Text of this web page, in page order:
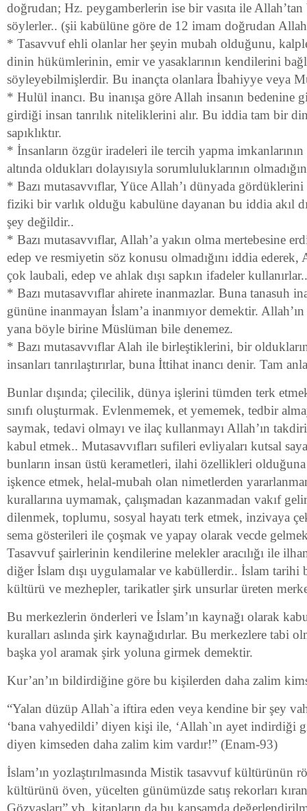
doğrudan; Hz. peygamberlerin ise bir vasıta ile Allah’tan
söylerler.. (şii kabülüne göre de 12 imam doğrudan
* Tasavvuf ehli olanlar her şeyin mubah olduğunu,
dinin hükümlerinin, emir ve yasaklarının kendilerini
söyleyebilmişlerdir. Bu inançta olanlara İbahiyye veya
* Hulül inancı. Bu inanışa göre Allah insanın bedenine
girdiği insan tanrılık niteliklerini alır. Bu iddia tam bir
sapıklıktır.
* İnsanların özgür iradeleri ile tercih yapma imkanlarının
altında oldukları dolayısıyla sorumluluklarının
* Bazı mutasavvıflar, Yüce Allah’ı dünyada gördüklerini
fiziki bir varlık olduğu kabulüne dayanan bu iddia akıl
şey değildir..
* Bazı mutasavvıflar, Allah’a yakın olma mertebesine
edep ve resmiyetin söz konusu olmadığını iddia ederek,
çok laubali, edep ve ahlak dışı sapkın ifadeler kullanırlar..
* Bazı mutasavvıflar ahirete inanmazlar. Buna tanasuh
gününe inanmayan İslam’a inanmıyor demektir.
yana böyle birine Müslüman bile denemez.
* Bazı mutasavvıflar Alah ile birleştiklerini, bir
insanları tanrılaştırırlar, buna İttihat inancı denir. Tam
Bunlar dışında; çilecilik, dünya işlerini tümden terk
sınıfı oluşturmak. Evlenmemek, et yememek, tedbir
saymak, tedavi olmayı ve ilaç kullanmayı Allah’ın
kabul etmek.. Mutasavvıfları sufileri evliyaları kutsal
bunların insan üstü kerametleri, ilahi özellikleri
işkence etmek, helal-mubah olan nimetlerden
kurallarına uymamak, çalışmadan kazanmadan vakıf
dilenmek, toplumu, sosyal hayatı terk etmek, inzivaya
sema gösterileri ile çoşmak ve yapay olarak vecde
Tasavvuf şairlerinin kendilerine melekler aracılığı ile
diğer İslam dışı uygulamalar ve kabüllerdir.. İslam tarihi
kültürü ve mezhepler, tarikatler şirk unsurlar üreten
Bu merkezlerin önderleri ve İslam’ın kaynağı olarak
kuralları aslında şirk kaynağıdırlar. Bu merkezlere tabi
başka yol aramak şirk yoluna girmek demektir.
Kur’an’ın bildirdiğine göre bu kişilerden daha zalim
“Yalan düzüp Allah`a iftira eden veya kendine bir şey
‘bana vahyedildi’ diyen kişi ile, ‘Allah`ın ayet indirdiği
diyen kimseden daha zalim kim vardır!” (Enam-93)
İslam’ın yozlaştırılmasında Mistik tasavvuf kültürünün
kültürünü öven, yücelten günümüzde satış rekorları
Gözyaşları” vb. kitapların da bu kapsamda